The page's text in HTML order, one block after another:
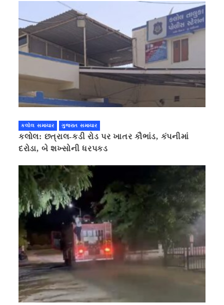
કલોલ સમાચાર ગુજરાત સમાચાર
કલોલ: છત્રાલ-કડી રોડ પર ખાતર કૌભાંડ, કંપનીમાં
દરોડા, બે શખ્સોની ધરપકડ